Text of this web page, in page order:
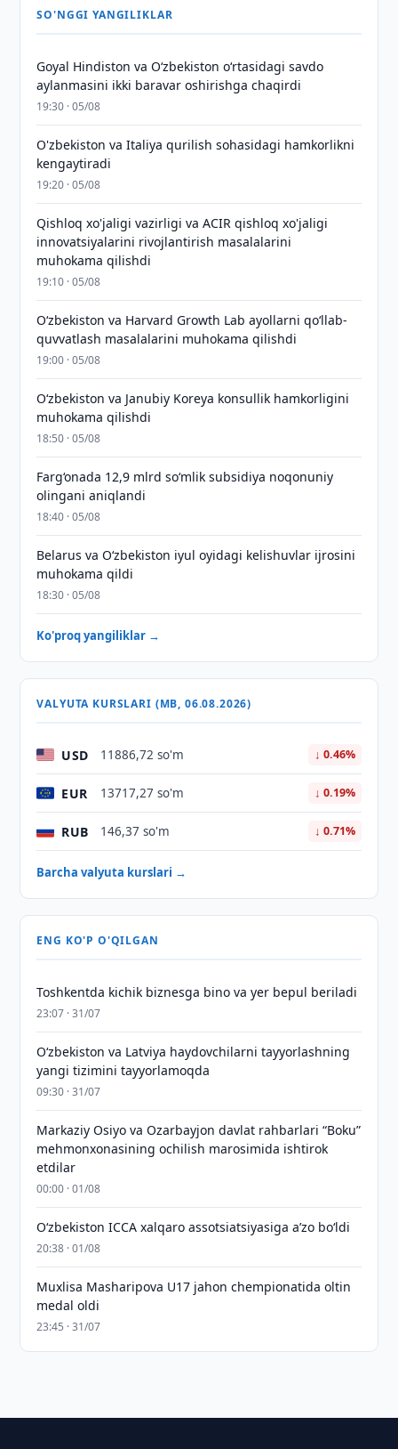
SO'NGGI YANGILIKLAR
Goyal Hindiston va Oʻzbekiston oʻrtasidagi savdo
aylanmasini ikki baravar oshirishga chaqirdi
19:30 · 05/08
O'zbekiston va Italiya qurilish sohasidagi hamkorlikni
kengaytiradi
19:20 · 05/08
Qishloq xo'jaligi vazirligi va ACIR qishloq xo'jaligi
innovatsiyalarini rivojlantirish masalalarini
muhokama qilishdi
19:10 · 05/08
Oʻzbekiston va Harvard Growth Lab ayollarni qoʻllab-
quvvatlash masalalarini muhokama qilishdi
19:00 · 05/08
Oʻzbekiston va Janubiy Koreya konsullik hamkorligini
muhokama qilishdi
18:50 · 05/08
Farg‘onada 12,9 mlrd so‘mlik subsidiya noqonuniy
olingani aniqlandi
18:40 · 05/08
Belarus va O‘zbekiston iyul oyidagi kelishuvlar ijrosini
muhokama qildi
18:30 · 05/08
Ko'proq yangiliklar →
VALYUTA KURSLARI (MB, 06.08.2026)
USD 11886,72 so'm ↓ 0.46%
EUR 13717,27 so'm ↓ 0.19%
RUB 146,37 so'm ↓ 0.71%
Barcha valyuta kurslari →
ENG KO'P O'QILGAN
Toshkentda kichik biznesga bino va yer bepul beriladi
23:07 · 31/07
Oʻzbekiston va Latviya haydovchilarni tayyorlashning
yangi tizimini tayyorlamoqda
09:30 · 31/07
Markaziy Osiyo va Ozarbayjon davlat rahbarlari “Boku”
mehmonxonasining ochilish marosimida ishtirok
etdilar
00:00 · 01/08
O‘zbekiston ICCA xalqaro assotsiatsiyasiga aʼzo bo‘ldi
20:38 · 01/08
Muxlisa Masharipova U17 jahon chempionatida oltin
medal oldi
23:45 · 31/07